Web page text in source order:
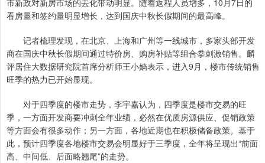
市新政对新房市场的去化带动明显。随着返程人员增多，10月7日的
看房量和签约量明显增长，达到国庆中秋长假期间的最高峰。
记者梳理发现，在北京、上海和广州等一线城市，多家头部开发
商在国庆中秋长假期间通过特价房、购房补贴等组合拳刺激销售。麟
评居住大数据研究院首席分析师王小嫱表示，进入9月，楼市传统销售
旺季的热力已开始显现。
对于四季度的楼市走势，李宇嘉认为，四季度是楼市交易的旺
季，一方面开发商要冲刺全年业绩，必然在优质房源供应、促销政策
等方面会有很多动作；另一方面，各地近期也在积极储备政策。基于
此，预计四季度各地楼市交易会明显好于三季度，全年将呈现出“前面
高、中间低、后面略翘尾”的走势。